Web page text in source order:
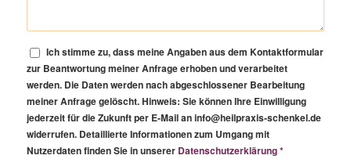
Ich stimme zu, dass meine Angaben aus dem Kontaktformular
zur Beantwortung meiner Anfrage erhoben und verarbeitet
werden. Die Daten werden nach abgeschlossener Bearbeitung
meiner Anfrage gelöscht. Hinweis: Sie können Ihre Einwilligung
jederzeit für die Zukunft per E-Mail an info@heilpraxis-schenkel.de
widerrufen. Detaillierte Informationen zum Umgang mit
Nutzerdaten finden Sie in unserer Datenschutzerklärung *